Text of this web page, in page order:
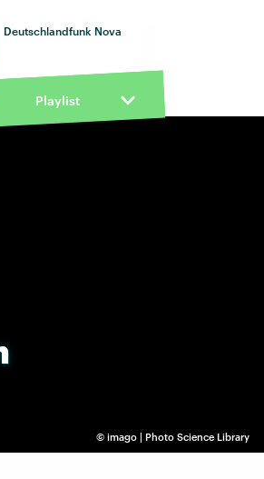
Deutschlandfunk Nova
Playlist
© imago | Photo Science Library